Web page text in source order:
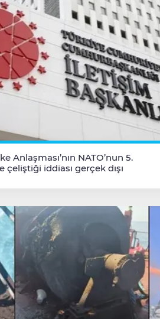
Anlaşması’nın NATO’nun 5.
çeliştiği iddiası gerçek dışı